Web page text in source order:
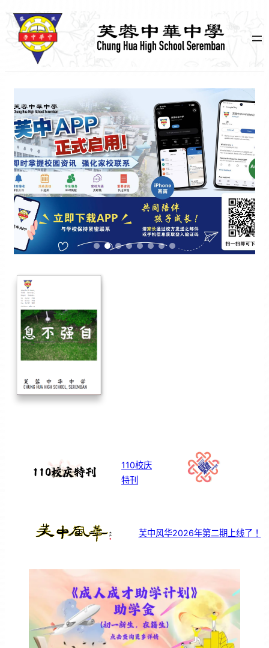
110校庆
特刊
芙中风华2026年第二期上线了！